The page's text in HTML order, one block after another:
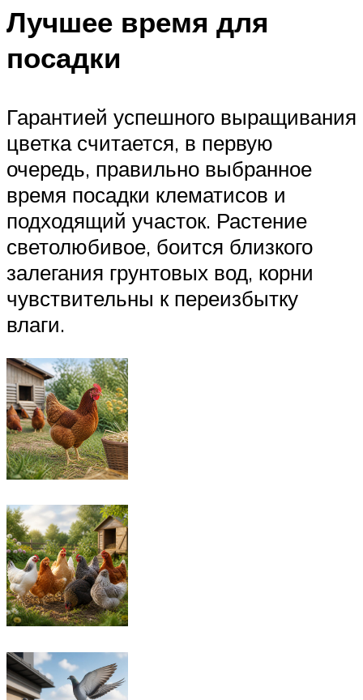
Лучшее время для
посадки
Гарантией успешного выращивания
цветка считается, в первую
очередь, правильно выбранное
время посадки клематисов и
подходящий участок. Растение
светолюбивое, боится близкого
залегания грунтовых вод, корни
чувствительны к переизбытку
влаги.